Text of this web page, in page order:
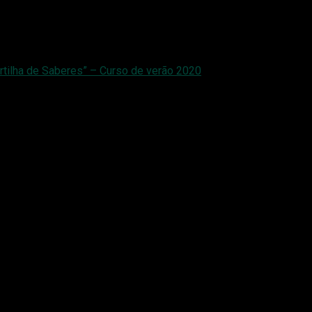
de Saberes” – Curso de verão 2020